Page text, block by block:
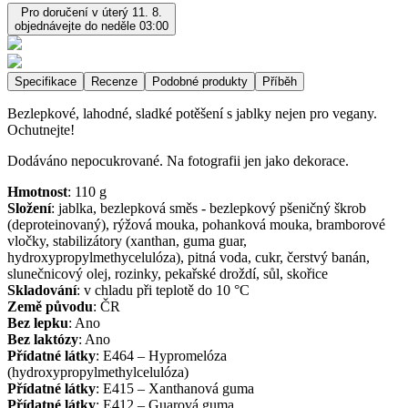
Pro doručení v úterý 11. 8.
objednávejte do neděle 03:00
Specifikace Recenze Podobné produkty Příběh
Bezlepkové, lahodné, sladké potěšení s jablky nejen pro vegany.
Ochutnejte!
Dodáváno nepocukrované. Na fotografii jen jako dekorace.
Hmotnost: 110 g
Složení: jablka, bezlepková směs - bezlepkový pšeničný škrob
(deproteinovaný), rýžová mouka, pohanková mouka, bramborové
vločky, stabilizátory (xanthan, guma guar,
hydroxypropylmethycelulóza), pitná voda, cukr, čerstvý banán,
slunečnicový olej, rozinky, pekařské droždí, sůl, skořice
Skladování: v chladu při teplotě do 10 °C
Země původu: ČR
Bez lepku: Ano
Bez laktózy: Ano
Přídatné látky: E464 – Hypromelóza
(hydroxypropylmethylcelulóza)
Přídatné látky: E415 – Xanthanová guma
Přídatné látky: E412 – Guarová guma